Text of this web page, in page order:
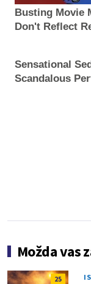
Busting Movie
Don't Reflect
Sensational
Scandalous
Možda vas
25